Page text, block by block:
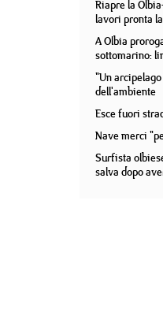
Riapre la
lavori pronta
A Olbia
sottomarino:
"Un
dell'ambiente
Esce fuori
Nave merci
Surfista
salva dopo